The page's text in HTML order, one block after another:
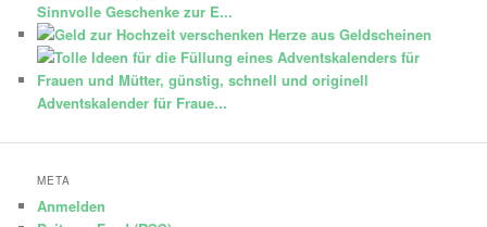
Sinnvolle Geschenke zur E...
Herze aus Geldscheinen
Adventskalender für Fraue...
META
Anmelden